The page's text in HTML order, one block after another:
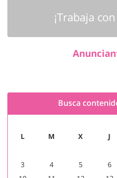
¡Trabaja
Busca
L M X J
3
4 5 6